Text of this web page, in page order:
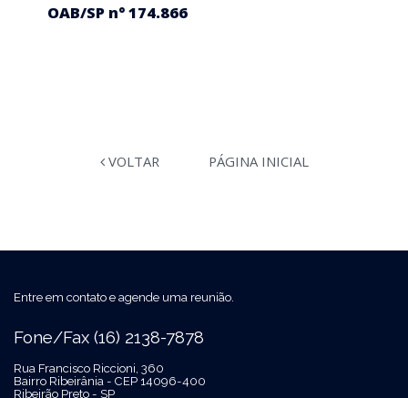
OAB/SP n° 174.866
VOLTAR PÁGINA INICIAL
Entre em contato e agende uma reunião.
Fone/Fax (16) 2138-7878
Rua Francisco Riccioni, 360
Bairro Ribeirânia - CEP 14096-400
Ribeirão Preto - SP